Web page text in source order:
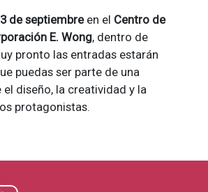
de septiembreen el Centro de
E. Wong, dentro de
pronto las entradas estarán
puedas ser parte de una
diseño, la creatividad y la
protagonistas.